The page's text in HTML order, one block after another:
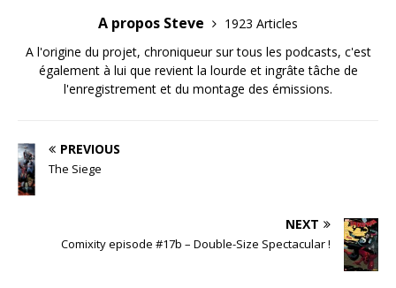
A propos Steve
1923 Articles
A l'origine du projet, chroniqueur sur tous les podcasts, c'est
également à lui que revient la lourde et ingrâte tâche de
l'enregistrement et du montage des émissions.
PREVIOUS
The Siege
NEXT
Comixity episode #17b – Double-Size Spectacular !